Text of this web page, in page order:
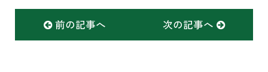
前の記事へ 次の記事へ